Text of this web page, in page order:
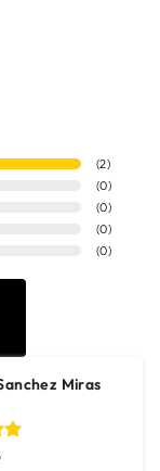
(2)
(0)
(0)
(0)
(0)
Miras